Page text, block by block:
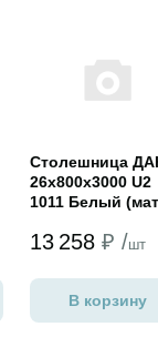
Столешница
26х800х3000 U2
1011 Белый
13 258 ₽ /шт
В корзину